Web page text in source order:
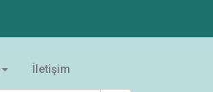
İletişim